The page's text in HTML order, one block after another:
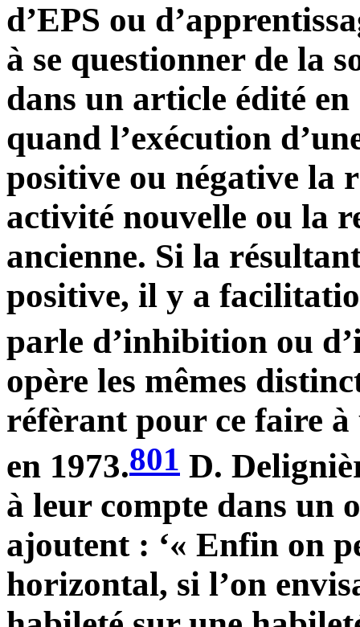
d’EPS ou
à se questionner de la
dans un article édité
quand l’exécution
positive ou négative la
activité nouvelle ou la
ancienne. Si la
positive, il y a
parle d’inhibition ou
opère les mêmes
réfèrant pour ce faire
en 1973.801 D.
à leur compte dans un
ajoutent : ‘« Enfin on
horizontal, si l’on